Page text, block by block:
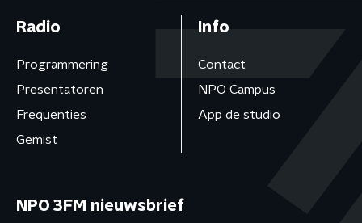
Radio
Programmering
Presentatoren
Frequenties
Gemist
Info
Contact
NPO Campus
App de studio
NPO 3FM nieuwsbrief